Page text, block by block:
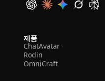
제품
ChatAvatar
Rodin
OmniCraft